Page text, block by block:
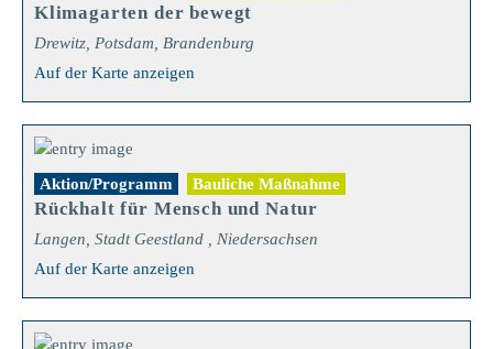
Klimagarten der bewegt
Drewitz, Potsdam, Brandenburg
Auf der Karte anzeigen
Aktion/Programm Bauliche Maßnahme
Rückhalt für Mensch und Natur
Langen, Stadt Geestland , Niedersachsen
Auf der Karte anzeigen